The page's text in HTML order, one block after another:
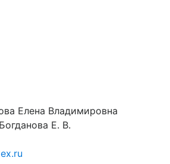
Елена Владимировна
Е. В.